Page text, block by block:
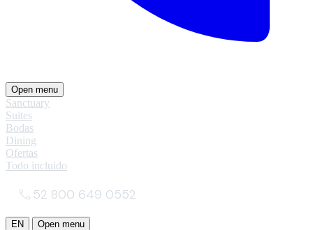
Open menu
Sanctuary
Suites
Bodas
Dining
Ofertas
Todo incluido
52 800 649 0552
EN Open menu